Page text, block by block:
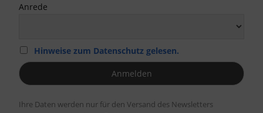
Anrede
Hinweise zum Datenschutz gelesen.
Ihre Daten werden nur für den Versand des Newsletters